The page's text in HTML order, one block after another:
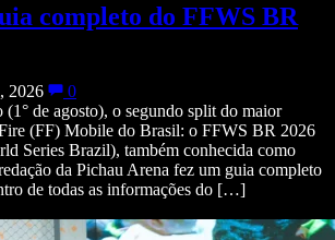
completo do FFWS BR
2026
0
(1° de agosto), o segundo split do maior
(FF) Mobile do Brasil: o FFWS BR 2026
Series Brazil), também conhecida como
da Pichau Arena fez um guia completo
de todas as informações do […]